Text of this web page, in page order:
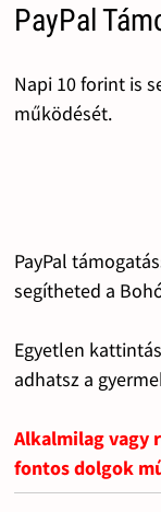
PayPal
Napi 10 forint is
működését.
PayPal
segítheted a
Egyetlen
adhatsz a
Alkalmilag vagy
fontos dolgok